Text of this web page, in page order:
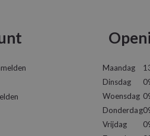
Maandag
Dinsdag
Woensdag
Donderdag
Vrijdag